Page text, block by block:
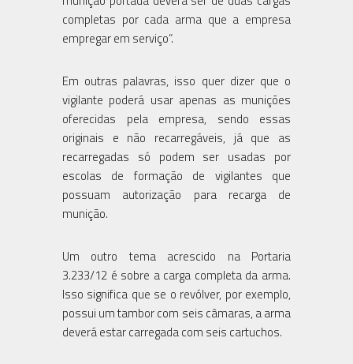
completas por cada arma que a empresa
empregar em serviço”.
Em outras palavras, isso quer dizer que o
vigilante poderá usar apenas as munições
oferecidas pela empresa, sendo essas
originais e não recarregáveis, já que as
recarregadas só podem ser usadas por
escolas de formação de vigilantes que
possuam autorização para recarga de
munição.
Um outro tema acrescido na Portaria
3.233/12 é sobre a carga completa da arma.
Isso significa que se o revólver, por exemplo,
possui um tambor com seis câmaras, a arma
deverá estar carregada com seis cartuchos.